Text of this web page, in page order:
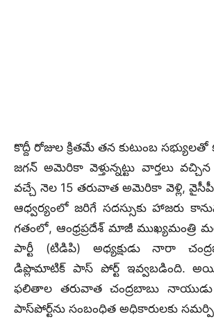
కొద్దీ రోజుల క్రితమే తన కుటుంబ
జగన్ అమెరికా వెళ్తున్నట్టు వార్తలు
వచ్చే నెల 15 తరువాత అమెరికా వెళ్లి,
ఆధ్వర్యంలో జరిగే సదస్సుకు హాజరు
గతంలో, ఆంధ్రప్రదేశ్ మాజీ ముఖ్యమంత్రి
పార్టీ (టిడిపి) అధ్యక్షుడు నారా
డిప్లొమాటిక్ పాస్ పోర్ట్ ఇవ్వబడింది.
ఫలితాల తరువాత చంద్రబాబు
పాస్‌పోర్ట్‌ను సంబంధిత అధికారులకు